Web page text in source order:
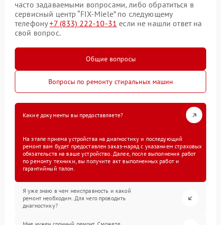
часто задаваемыми вопросами, либо обратиться в
сервисный центр “FIX-Miele” по следующему
телефону+7 (833) 222-10-31 если не нашли ответ на
свой вопрос.
Общие вопросы
Вопросы по ремонту стиральных машин
Какие документы вы предоставляете?
На этапе приема устройства на диагностику и последующий
ремонт вам будет предоставлен заказ-наряд с указанием страховых
обязательств на ваше устройство. Далее, после выполнения работ
по ремонту техники, вы получите акт выполненных работ и
гарантийный талон.
Я уже знаю в чем неисправность и какой
ремонт необходим. Для чего проводить
диагностику?
Мне нужен срочный ремонт. Сможете